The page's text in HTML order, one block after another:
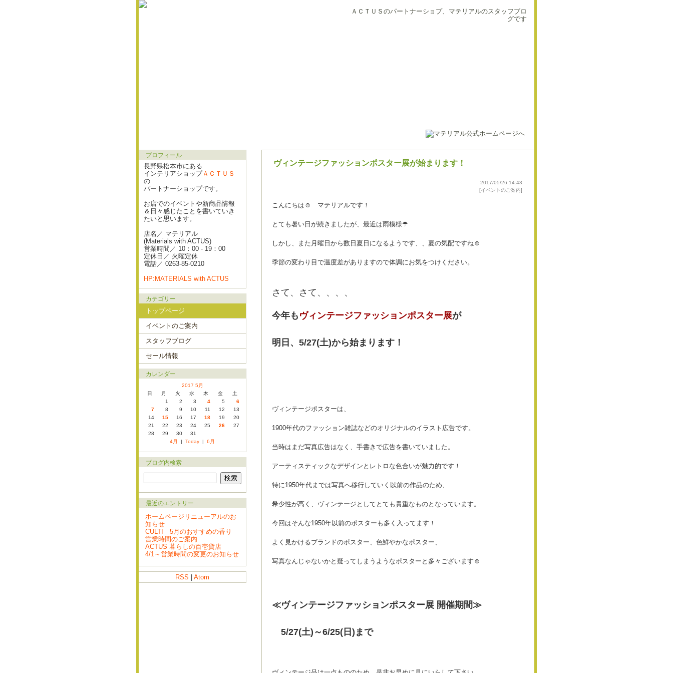
ＡＣＴＵＳのパートナーショプ、マテリアルのスタッフブロ
グです
ヴィンテージファッションポスター展が始まります！
2017/05/26 14:43
[イベントのご案内]
こんにちは☺ マテリアルです！
とても暑い日が続きましたが、最近は雨模様☂
しかし、また月曜日から数日夏日になるようです、、夏の気配ですね☺
季節の変わり目で温度差がありますので体調にお気をつけください。
さて、さて、、、、
今年も ヴィンテージファッションポスター展が
明日、5/27(土)から始まります！
ヴィンテージポスターは、
1900年代のファッション雑誌などのオリジナルのイラスト広告です。
当時はまだ写真広告はなく、手書きで広告を書いていました。
アーティスティックなデザインとレトロな色合いが魅力的です！
特に1950年代までは写真へ移行していく以前の作品のため、
希少性が髙く、ヴィンテージとしてとても貴重なものとなっています。
今回はそんな1950年以前のポスターも多く入ってます！
よく見かけるブランドのポスター、色鮮やかなポスター、
写真なんじゃないかと疑ってしまうようなポスターと多々ございます☺
≪ヴィンテージファッションポスター展 開催期間≫
5/27(土)～6/25(日)まで
プロフィール
長野県松本市にある
インテリアショップＡＣＴＵＳ
の
パートナーショップです。
お店でのイベントや新商品情報
＆日々感じたことを書いていき
たいと思います。
店名／ マテリアル
(Materials with ACTUS)
営業時間／ 10：00 - 19：00
定休日／ 火曜定休
電話／ 0263-85-0210
HP:MATERIALS with ACTUS
カテゴリー
トップページ
イベントのご案内
スタッフブログ
セール情報
カレンダー
2017 5月
日
月 火 水 木 金
土
1
2 3 4 5
6
7
8 9 10 11 12
13
14
15 16 17 18 19
20
21
22 23 24 25 26
27
28
29 30
31
4月
| Today | 6月
ブログ内検索
最近のエントリー
ホームページリニューアルのお
知らせ
CULTI 5月のおすすめの香り
営業時間のご案内
ACTUS 暮らしの百壱貨店
4/1～営業時間の変更のお知らせ
RSS Atom